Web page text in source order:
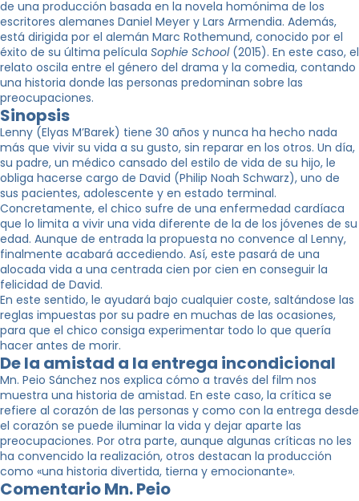
de una producción basada en la novela homónima de los
escritores alemanes Daniel Meyer y Lars Armendia. Además,
está dirigida por el alemán Marc Rothemund, conocido por el
éxito de su última película Sophie School(2015). En este caso, el
relato oscila entre el género del drama y la comedia, contando
una historia donde las personas predominan sobre las
preocupaciones.
Sinopsis
Lenny (Elyas M’Barek) tiene 30 años y nunca ha hecho nada
más que vivir su vida a su gusto, sin reparar en los otros. Un día,
su padre, un médico cansado del estilo de vida de su hijo, le
obliga hacerse cargo de David (Philip Noah Schwarz), uno de
sus pacientes, adolescente y en estado terminal.
Concretamente, el chico sufre de una enfermedad cardíaca
que lo limita a vivir una vida diferente de la de los jóvenes de su
edad. Aunque de entrada la propuesta no convence al Lenny,
finalmente acabará accediendo. Así, este pasará de una
alocada vida a una centrada cien por cien en conseguir la
felicidad de David.
En este sentido, le ayudará bajo cualquier coste, saltándose las
reglas impuestas por su padre en muchas de las ocasiones,
para que el chico consiga experimentar todo lo que quería
hacer antes de morir.
De la amistad a la entrega incondicional
Mn. Peio Sánchez nos explica cómo a través del film nos
muestra una historia de amistad. En este caso, la crítica se
refiere al corazón de las personas y como con la entrega desde
el corazón se puede iluminar la vida y dejar aparte las
preocupaciones. Por otra parte, aunque algunas críticas no les
ha convencido la realización, otros destacan la producción
como «una historia divertida, tierna y emocionante».
Comentario Mn. Peio